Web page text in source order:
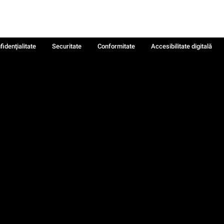
Securitate Conformitate
Accesibilitate digitală